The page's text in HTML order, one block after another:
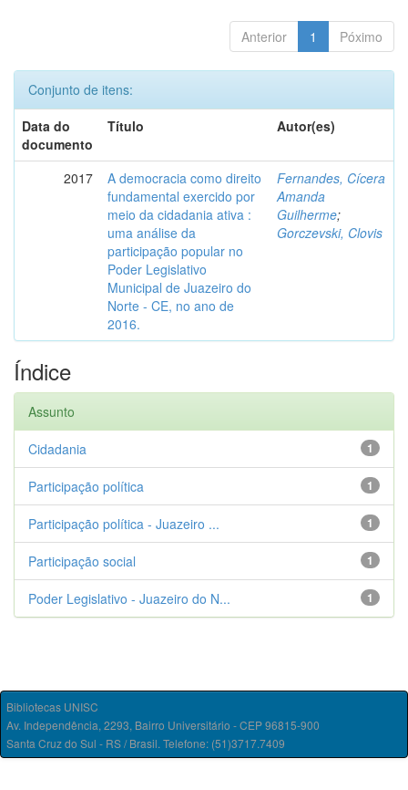
Anterior 1 Póximo
Conjunto de itens:
Data do
documento
Título Autor(es)
2017
A democracia como direito
fundamental exercido por
meio da cidadania ativa :
uma análise da
participação popular no
Poder Legislativo
Municipal de Juazeiro do
Norte - CE, no ano de
2016.
Fernandes, Cícera
Amanda
Guilherme;
Gorczevski, Clovis
Índice
Assunto
1
Cidadania
1
Participação política
1
Participação política - Juazeiro ...
1
Participação social
1
Poder Legislativo - Juazeiro do N...
Bibliotecas UNISC
Av. Independência, 2293, Bairro Universitário - CEP 96815-900
Santa Cruz do Sul - RS / Brasil. Telefone: (51)3717.7409